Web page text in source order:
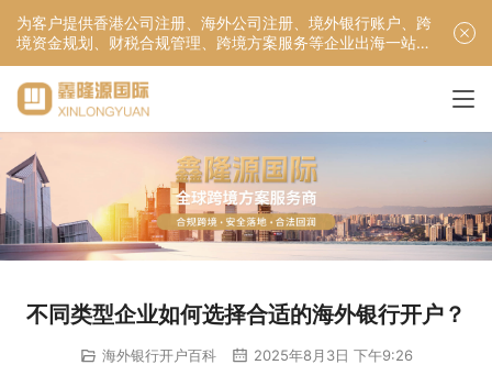
为客户提供香港公司注册、海外公司注册、境外银行账户、跨
境资金规划、财税合规管理、跨境方案服务等企业出海一站式
服务！
不同类型企业如何选择合适的海外银行开户？
海外银行开户百科 2025年8月3日 下午9:26